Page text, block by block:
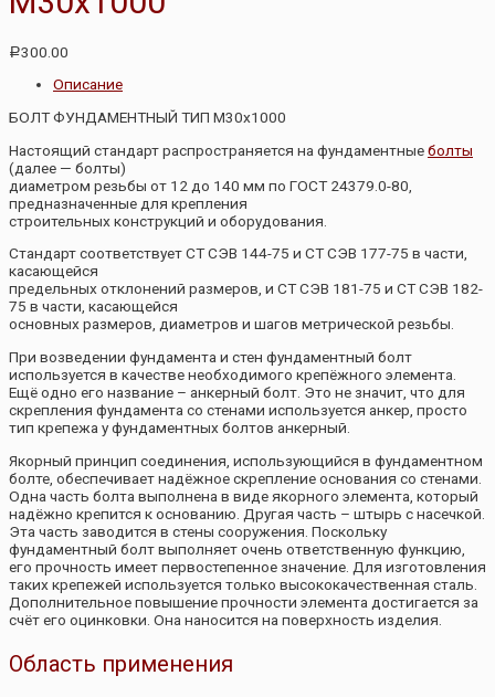
Р300.00
Описание
БОЛТ ФУНДАМЕНТНЫЙ ТИП М30х1000
Настоящий стандарт распространяется на фундаментныеболты
(далее — болты)
диаметром резьбы от 12 до 140 мм по ГОСТ 24379.0-80,
предназначенные для крепления
строительных конструкций и оборудования.
Стандарт соответствует СТ СЭВ 144-75 и СТ СЭВ 177-75 в части,
касающейся
предельных отклонений размеров, и СТ СЭВ 181-75 и СТ СЭВ 182-
75 в части, касающейся
основных размеров, диаметров и шагов метрической резьбы.
При возведении фундамента и стен фундаментный болт
используется в качестве необходимого крепёжного элемента.
Ещё одно его название – анкерный болт. Это не значит, что для
скрепления фундамента со стенами используется анкер, просто
тип крепежа у фундаментных болтов анкерный.
Якорный принцип соединения, использующийся в фундаментном
болте, обеспечивает надёжное скрепление основания со стенами.
Одна часть болта выполнена в виде якорного элемента, который
надёжно крепится к основанию. Другая часть – штырь с насечкой.
Эта часть заводится в стены сооружения. Поскольку
фундаментный болт выполняет очень ответственную функцию,
его прочность имеет первостепенное значение. Для изготовления
таких крепежей используется только высококачественная сталь.
Дополнительное повышение прочности элемента достигается за
счёт его оцинковки. Она наносится на поверхность изделия.
Область применения